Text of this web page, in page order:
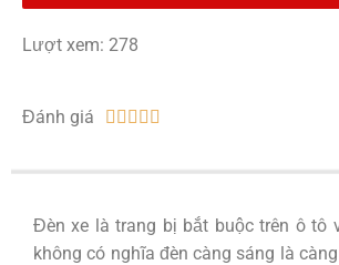
Lượt xem: 278
Đánh giá     
Đèn xe là trang bị bắt buộc trên ô tô
không có nghĩa đèn càng sáng là